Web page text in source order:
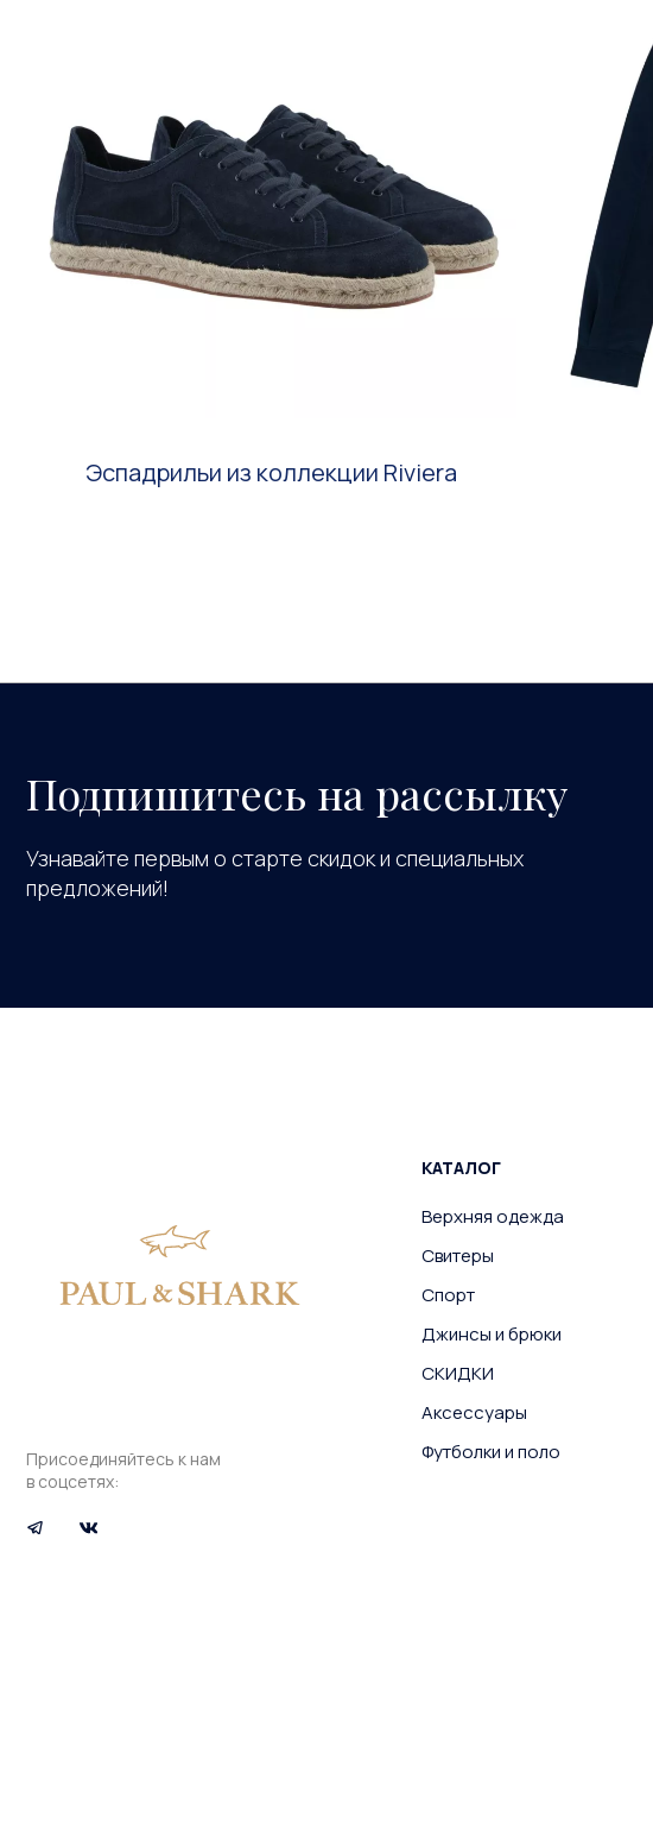
Эспадрильи из коллекции Riviera
Подпишитесь на рассылку
Узнавайте первым о старте скидок и специальных
предложений!
Присоединяйтесь к нам
в соцсетях:
КАТАЛОГ
Верхняя одежда
Свитеры
Спорт
Джинсы и брюки
СКИДКИ
Аксессуары
Футболки и поло